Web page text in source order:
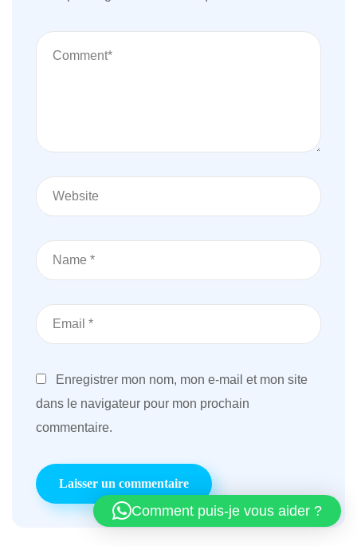
Enregistrer mon nom, mon e-mail et mon site
dans le navigateur pour mon prochain
commentaire.
Comment puis-je vous aider ?